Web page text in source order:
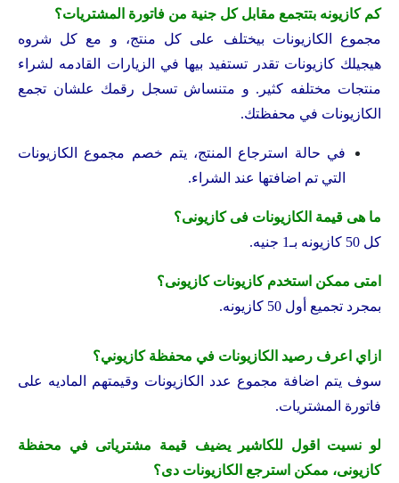
كم كازيونه بتتجمع مقابل كل جنية من فاتورة المشتريات؟
مجموع الكازيونات بيختلف على كل منتج، و مع كل شروه
هيجيلك كازيونات تقدر تستفيد بيها في الزيارات القادمه لشراء
منتجات مختلفه كثير. و متنساش تسجل رقمك علشان تجمع
الكازيونات في محفظتك.
في حالة استرجاع المنتج، يتم خصم مجموع الكازيونات
التي تم اضافتها عند الشراء.
ما هى قيمة الكازيونات فى كازيونى؟
كل 50 كازيونه بـ1 جنيه.
امتى ممكن استخدم كازيونات كازيونى؟
بمجرد تجميع أول 50 كازيونه.
ازاي اعرف رصيد الكازيونات في محفظة كازيوني؟
سوف يتم اضافة مجموع عدد الكازيونات وقيمتهم الماديه على
فاتورة المشتريات.
لو نسيت اقول للكاشير يضيف قيمة مشترياتى في محفظة
كازيونى، ممكن استرجع الكازيونات دى؟